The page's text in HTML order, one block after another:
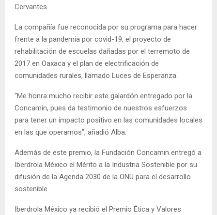
Cervantes.
La compañía fue reconocida por su programa para hacer
frente a la pandemia por covid-19, el proyecto de
rehabilitación de escuelas dañadas por el terremoto de
2017 en Oaxaca y el plan de electrificación de
comunidades rurales, llamado Luces de Esperanza.
“Me honra mucho recibir este galardón entregado por la
Concamin, pues da testimonio de nuestros esfuerzos
para tener un impacto positivo en las comunidades locales
en las que operamos”, añadió Alba.
Además de este premio, la Fundación Concamin entregó a
Iberdrola México el Mérito a la Industria Sostenible por su
difusión de la Agenda 2030 de la ONU para el desarrollo
sostenible.
Iberdrola México ya recibió el Premio Ética y Valores